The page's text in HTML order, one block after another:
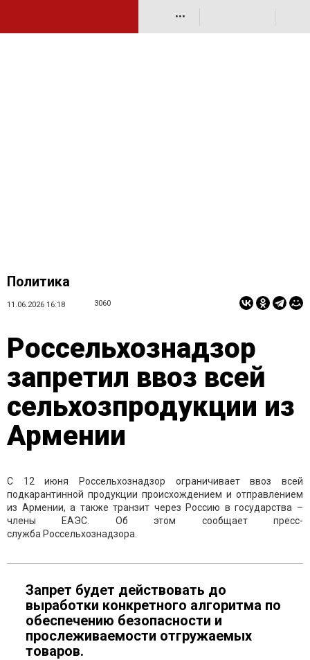
•••
Политика
11.06.2026 16:18 3060
Россельхознадзор
запретил ввоз всей
сельхозпродукции из
Армении
С 12 июня Россельхознадзор ограничивает ввоз всей
подкарантинной продукции происхождением и отправлением
из Армении, а также транзит через Россию в государства –
члены ЕАЭС. Об этом сообщает пресс-
служба Россельхознадзора.
Запрет будет действовать до
выработки конкретного алгоритма по
обеспечению безопасности и
прослеживаемости отгружаемых
товаров.